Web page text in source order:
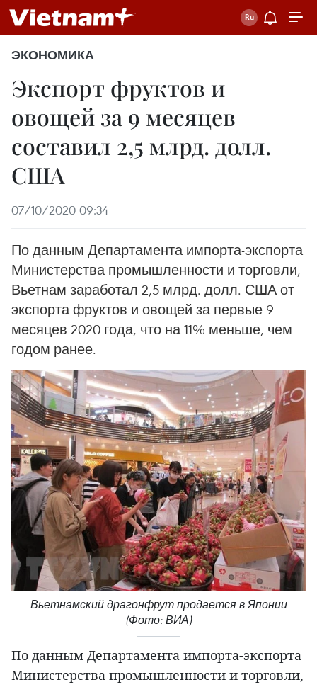
ЭКОНОМИКА
Экспорт фруктов и
овощей за 9 месяцев
составил 2,5 млрд. долл.
США
07/10/2020 09:34
По данным Департамента импорта-экспорта
Министерства промышленности и торговли,
Вьетнам заработал 2,5 млрд. долл. США от
экспорта фруктов и овощей за первые 9
месяцев 2020 года, что на 11% меньше, чем
годом ранее.
Вьетнамский драгонфрут продается в Японии
(Фото: ВИА)
По данным Департамента импорта-экспорта
Министерства промышленности и торговли,